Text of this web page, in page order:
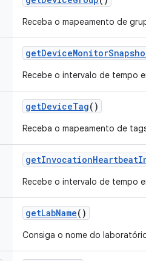
Receba o mapeamento de
getDeviceMonitor
Recebe o intervalo de tempo
getDeviceTag()
Receba o mapeamento de
getInvocationHeartbeat
Recebe o intervalo de tempo
getLabName()
Consiga o nome do